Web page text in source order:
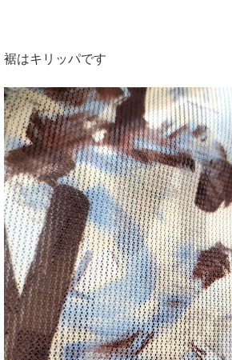
裾はキリッパです